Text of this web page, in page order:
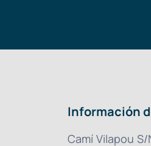
Información
Camí Vilapou